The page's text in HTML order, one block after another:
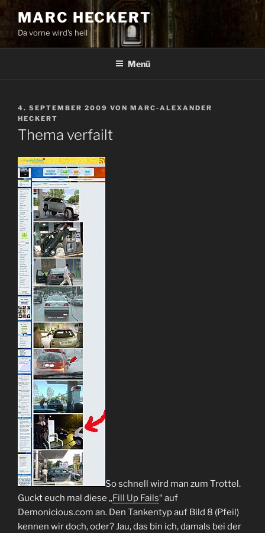
Zum
Inhalt
springen
MARC HECKERT
Da vorne wird's hell
Menü
VERÖFFENTLICHT
AM
4. SEPTEMBER 2009 VON MARC-ALEXANDER
HECKERT
Thema verfailt
So schnell wird man zum Trottel.
Guckt euch mal diese „Fill Up Fails“ auf
Demonicious.com an. Den Tankentyp auf Bild 8 (Pfeil)
kennen wir doch, oder? Jau, das bin ich, damals bei der